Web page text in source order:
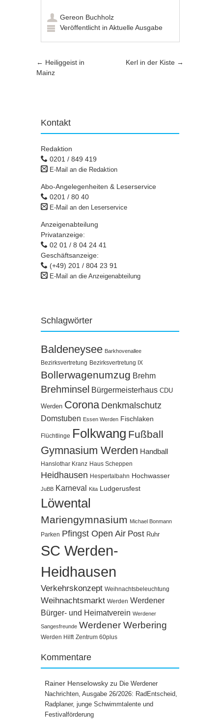
Gereon Buchholz
Veröffentlicht inAktuelle Ausgabe
Artikel-Navigation
← Heiliggeist in
Mainz
Kerl in der Kiste →
Kontakt
Redaktion
0201 / 849 419
E-Mail an die Redaktion
Abo-Angelegenheiten & Leserservice
0201 / 80 40
E-Mail an den Leserservice
Anzeigenabteilung
Privatanzeige:
02 01 / 8 04 24 41
Geschäftsanzeige:
(+49) 201 / 804 23 91
E-Mail an die Anzeigenabteilung
Schlagwörter
Baldeneysee Barkhovenallee
Bezirksvertretung Bezirksvertretung IX
Bollerwagenumzug Brehm
Brehminsel Bürgermeisterhaus CDU
Werden Corona Denkmalschutz
Domstuben Essen Werden Fischlaken
Flüchtlinge Folkwang Fußball
Gymnasium Werden Handball
Hanslothar Kranz Haus Scheppen
Heidhausen Hespertalbahn Hochwasser
JuBB Karneval Kita Ludgerusfest
Löwental
Mariengymnasium Michael Bonmann
Parken Pfingst Open Air Post Ruhr
SC Werden-
Heidhausen
Verkehrskonzept Weihnachtsbeleuchtung
Weihnachtsmarkt Werden Werdener
Bürger- und Heimatverein Werdener
Sangesfreunde Werdener Werbering
Werden Hilft Zentrum 60plus
Kommentare
Rainer Henselowsky zu Die Werdener
Nachrichten, Ausgabe 26/2026: RadEntscheid,
Radplaner, junge Schwimmtalente und
Festivalförderung